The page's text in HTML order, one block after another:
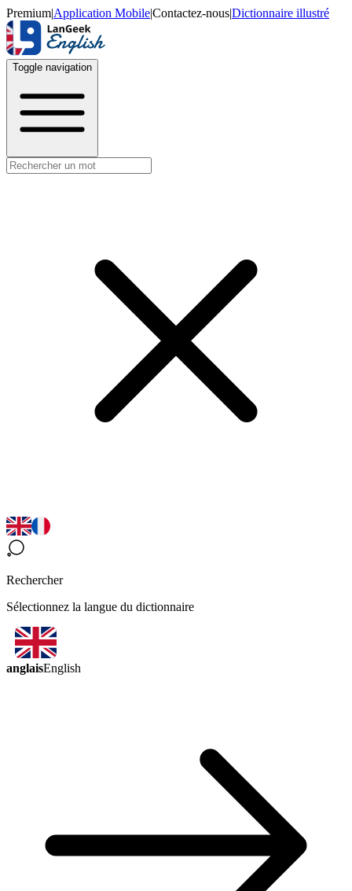
Premium|Application Mobile|Contactez-nous|Dictionnaire illustré
Toggle navigation
Rechercher
Sélectionnez la langue du dictionnaire
anglaisEnglish